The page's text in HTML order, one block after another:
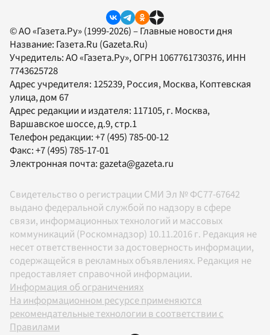
© АО «Газета.Ру» (1999-2026) – Главные новости дня
Название: Газета.Ru (Gazeta.Ru)
Учредитель:АО «Газета.Ру», ОГРН 1067761730376, ИНН
7743625728
Адрес учредителя: 125239, Россия, Москва, Коптевская
улица, дом 67
Адрес редакции и издателя: 117105, г. Москва,
Варшавское шоссе, д.9, стр.1
Телефон редакции:+7 (495) 785-00-12
Факс:+7 (495) 785-17-01
Электронная почта:gazeta@gazeta.ru
Свидетельство о регистрации СМИ Эл № ФС77-67642
выдано федеральной службой по надзору в сфере
связи, информационных технологий и массовых
коммуникаций (Роскомнадзор) 10.11.2016 г. Редакция не
несет ответственности за достоверность информации,
содержащейся в рекламных объявлениях. Редакция не
предоставляет справочной информации.
Информация об ограничениях
На информационном ресурсе применяются
рекомендательные технологии в соответствии с
Правилами